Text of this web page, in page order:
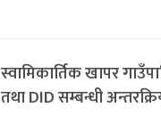
स्वामिकार्तिक खापर
तथा DID सम्बन्धी